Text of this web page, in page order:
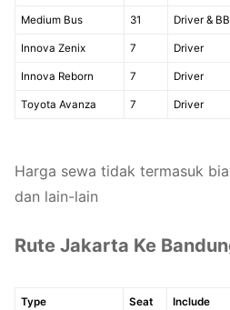
Medium Bus 31 Driver &
Innova Zenix 7 Driver
Innova Reborn 7 Driver
Toyota Avanza 7 Driver
Harga sewa tidak termasuk
dan lain-lain
Rute Jakarta Ke
Type Seat Include